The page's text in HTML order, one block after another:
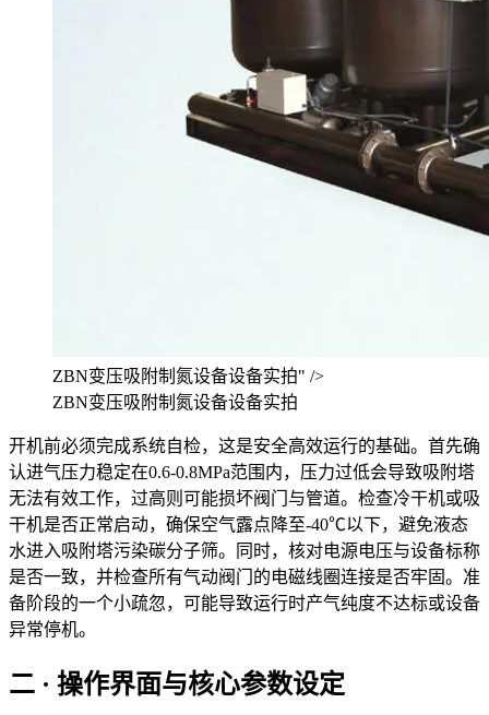
ZBN变压吸附制氮设备设备实拍" />
ZBN变压吸附制氮设备设备实拍
开机前必须完成系统自检，这是安全高效运行的基础。首先确
认进气压力稳定在0.6-0.8MPa范围内，压力过低会导致吸附塔
无法有效工作，过高则可能损坏阀门与管道。检查冷干机或吸
干机是否正常启动，确保空气露点降至-40℃以下，避免液态
水进入吸附塔污染碳分子筛。同时，核对电源电压与设备标称
是否一致，并检查所有气动阀门的电磁线圈连接是否牢固。准
备阶段的一个小疏忽，可能导致运行时产气纯度不达标或设备
异常停机。
二 · 操作界面与核心参数设定